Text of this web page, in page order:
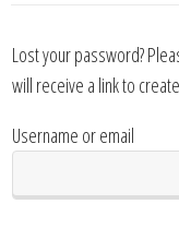
Lost your password?
will receive a link to
Username or email